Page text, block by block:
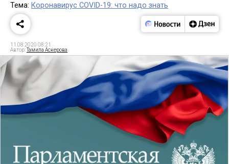
Тема: Коронавирус COVID-19: что надо знать
11.08.2020 08:21
Автор:Тамила Аскерова